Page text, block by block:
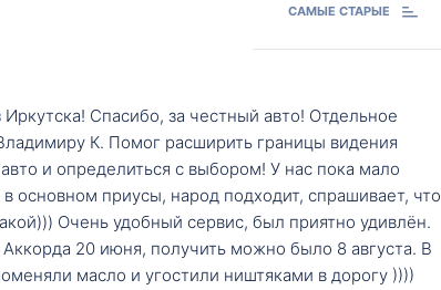
САМЫЕ СТАРЫЕ
Иркутска! Спасибо, за честный авто! Отдельное
К. Помог расширить границы видения
и определиться с выбором! У нас пока мало
в основном приусы, народ подходит, спрашивает, что
Очень удобный сервис, был приятно удивлён.
20 июня, получить можно было 8 августа. В
масло и угостили ништяками в дорогу ))))